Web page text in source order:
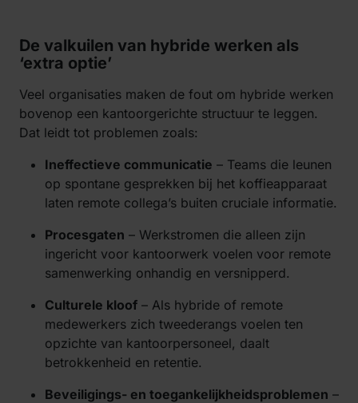
De valkuilen van hybride werken als
‘extra optie’
Veel organisaties maken de fout om hybride werken
bovenop een kantoorgerichte structuur te leggen.
Dat leidt tot problemen zoals:
Ineffectieve communicatie – Teams die leunen
op spontane gesprekken bij het koffieapparaat
laten remote collega’s buiten cruciale informatie.
Procesgaten – Werkstromen die alleen zijn
ingericht voor kantoorwerk voelen voor remote
samenwerking onhandig en versnipperd.
Culturele kloof – Als hybride of remote
medewerkers zich tweederangs voelen ten
opzichte van kantoorpersoneel, daalt
betrokkenheid en retentie.
Beveiligings- en toegankelijkheidsproblemen –